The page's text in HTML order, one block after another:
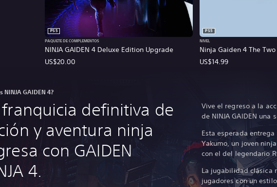
NINJA GAIDEN 4 Deluxe Edition Upgrade
PS5
PAQUETE DE COMPLEMENTOS
US$20.00
Ninja Gaiden 4 The
PS5
NIVEL
US$14.99
NINJA GAIDEN 4?
franquicia definitiva de
y aventura ninja
con GAIDEN
4.
Vive el regreso a la
de NINJA GAIDEN
Esta esperada
Yakumo, un joven
con el del legendario
La jugabilidad clásica
jugadores con un